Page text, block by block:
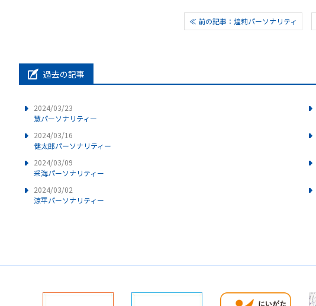
≪ 前の記事：煌莉パーソナリティ
過去の記事
2024/03/23
慧パーソナリティー
2024/03/16
健太郎パーソナリティー
2024/03/09
采海パーソナリティー
2024/03/02
涼平パーソナリティー